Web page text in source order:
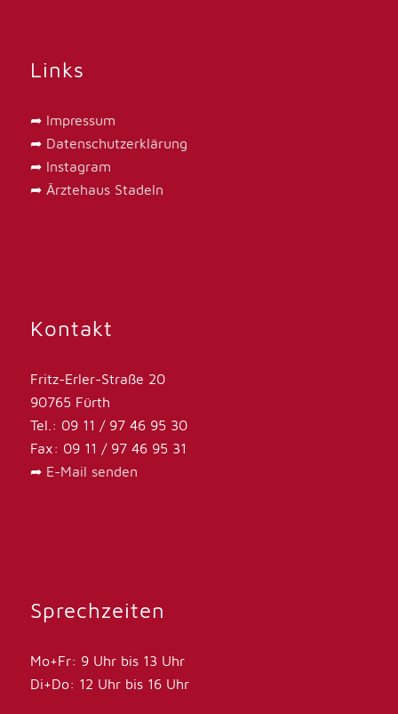
Links
➦ Impressum
➦ Datenschutzerklärung
➦ Instagram
➦ Ärztehaus Stadeln
Kontakt
Fritz-Erler-Straße 20
90765 Fürth
Tel.: 09 11 / 97 46 95 30
Fax: 09 11 / 97 46 95 31
➦ E-Mail senden
Sprechzeiten
Mo+Fr: 9 Uhr bis 13 Uhr
Di+Do: 12 Uhr bis 16 Uhr